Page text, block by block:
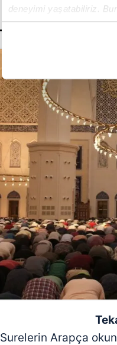
deneyimi yaşatabiliriz.
içerikleri sunabilmek
Her halükârda,
Sizlere daha iyi bir hizmet
çerezler vasıtasıyla
amacıyla
reklam/pazarlama
Çerezlere ilişkin
butonuna tıklayabilir,
6698 sayılı Kişisel
mevzuata uygun olarak
Surelerin Arapça